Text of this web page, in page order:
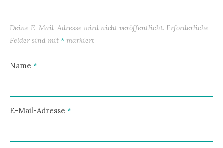
Deine E-Mail-Adresse wird nicht veröffentlicht. Erforderliche
Felder sind mit * markiert
Name *
E-Mail-Adresse *